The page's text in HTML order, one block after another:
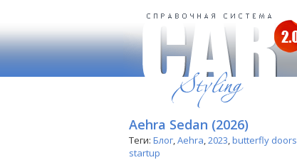
Aehra Sedan (2026)
Теги: Блог,Aehra,2023,butterfly doors
startup